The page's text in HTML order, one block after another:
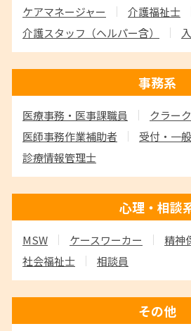
ケアマネージャー
介護福祉士
介護スタッフ （ヘルパー含）
事務系
医療事務・医事課職員
クラーク
医師事務作業補助者
受付・一
診療情報管理士
心理・相談
MSW ケースワーカー
精神
社会福祉士
相談員
その他